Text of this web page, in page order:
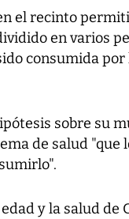
el recinto
en varios
consumida por
sobre su
de salud "que
y la salud de